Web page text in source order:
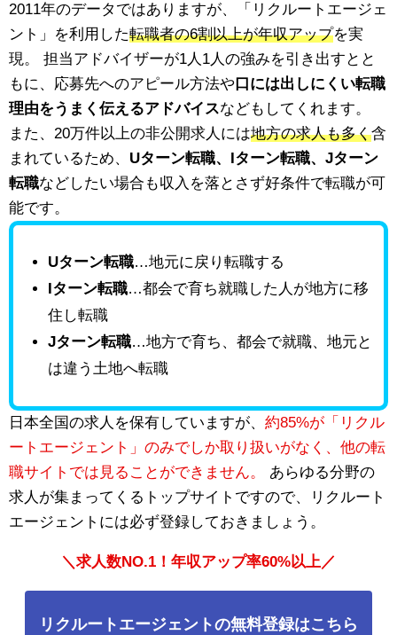
2011年のデータではありますが、「リクルートエージェ
ント」を利用した転職者の6割以上が年収アップを実
現。 担当アドバイザーが1人1人の強みを引き出すとと
もに、応募先へのアピール方法や口には出しにくい転職
理由をうまく伝えるアドバイスなどもしてくれます。
また、20万件以上の非公開求人には地方の求人も多く含
まれているため、 Uターン転職、Iターン転職、Jターン
転職などしたい場合も収入を落とさず好条件で転職が可
能です。
Uターン転職…地元に戻り転職する
Iターン転職…都会で育ち就職した人が地方に移
住し転職
Jターン転職…地方で育ち、都会で就職、地元と
は違う土地へ転職
日本全国の求人を保有していますが、 約85%が「リクル
ートエージェント」のみでしか取り扱いがなく、他の転
職サイトでは見ることができません。
あらゆる分野の
求人が集まってくるトップサイトですので、リクルート
エージェントには必ず登録しておきましょう。
＼求人数NO.1！年収アップ率60%以上／
リクルートエージェントの無料登録はこちら